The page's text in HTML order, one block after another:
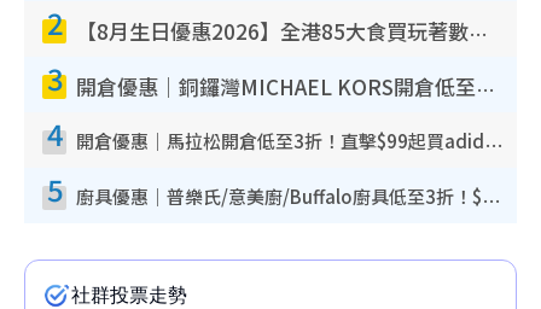
2 【8月生日優惠2026】全港85大食買玩著數攻略 自助餐/火鍋放題同行免費＋誠品/DONKI送現金券
3 開倉優惠｜銅鑼灣MICHAEL KORS開倉低至17折！直擊$500起買手袋/銀包/鞋款 必買經典Jet Set系列
4 開倉優惠｜馬拉松開倉低至3折！直擊$99起買adidas／New Balance／Puma鞋款 STANLEY保溫杯劈價至$119起
5 廚具優惠｜普樂氏/意美廚/Buffalo廚具低至3折！$89起買煎鍋／炒鑊／個人鍋 同場小家電激減至$99起